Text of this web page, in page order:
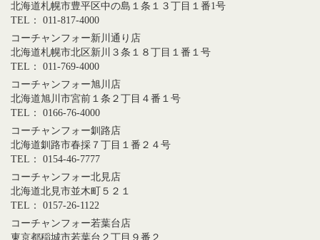
北海道札幌市豊平区中の島１条１３丁目１番1号
TEL： 011-817-4000
コーチャンフォー新川通り店
北海道札幌市北区新川３条１８丁目１番１号
TEL： 011-769-4000
コーチャンフォー旭川店
北海道旭川市宮前１条２丁目４番１号
TEL： 0166-76-4000
コーチャンフォー釧路店
北海道釧路市春採７丁目１番２４号
TEL： 0154-46-7777
コーチャンフォー北見店
北海道北見市並木町５２１
TEL： 0157-26-1122
コーチャンフォー若葉台店
東京都稲城市若葉台２丁目９番２